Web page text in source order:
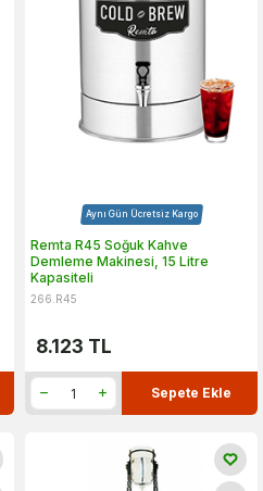
Aynı Gün Ücretsiz Kargo
Remta R45 Soğuk Kahve
Demleme Makinesi, 15 Litre
Kapasiteli
266.R45
8.123 TL
Sepete Ekle